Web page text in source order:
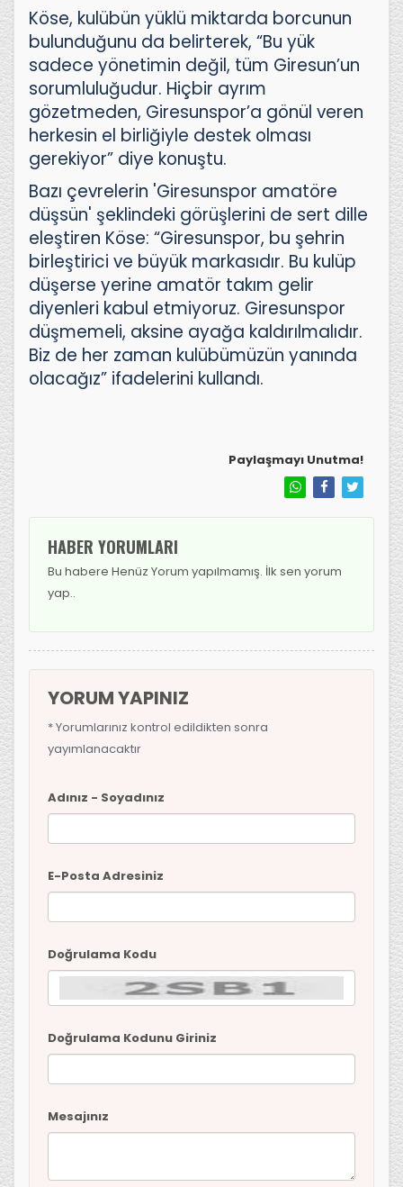
Köse, kulübün yüklü miktarda borcunun
bulunduğunu da belirterek, “Bu yük
sadece yönetimin değil, tüm Giresun’un
sorumluluğudur. Hiçbir ayrım
gözetmeden, Giresunspor’a gönül veren
herkesin el birliğiyle destek olması
gerekiyor” diye konuştu.
Bazı çevrelerin 'Giresunspor amatöre
düşsün' şeklindeki görüşlerini de sert dille
eleştiren Köse: “Giresunspor, bu şehrin
birleştirici ve büyük markasıdır. Bu kulüp
düşerse yerine amatör takım gelir
diyenleri kabul etmiyoruz. Giresunspor
düşmemeli, aksine ayağa kaldırılmalıdır.
Biz de her zaman kulübümüzün yanında
olacağız” ifadelerini kullandı.
Paylaşmayı Unutma!
HABER YORUMLARI
Bu habere Henüz Yorum yapılmamış. İlk sen yorum
yap..
YORUM YAPINIZ
* Yorumlarınız kontrol edildikten sonra
yayımlanacaktır
Adınız - Soyadınız
E-Posta Adresiniz
Doğrulama Kodu
Doğrulama Kodunu Giriniz
Mesajınız